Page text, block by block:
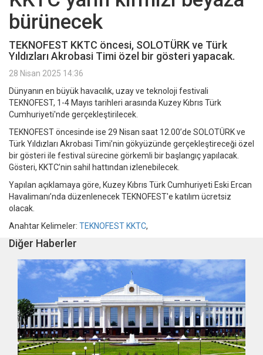
bürünecek
TEKNOFEST KKTC öncesi, SOLOTÜRK ve Türk
Yıldızları Akrobasi Timi özel bir gösteri yapacak.
28 Nisan 2025 14:36
Dünyanın en büyük havacılık, uzay ve teknoloji festivali
TEKNOFEST, 1-4 Mayıs tarihleri arasında Kuzey Kıbrıs Türk
Cumhuriyeti'nde gerçekleştirilecek.
TEKNOFEST öncesinde ise 29 Nisan saat 12.00’de SOLOTÜRK ve
Türk Yıldızları Akrobasi Timi’nin gökyüzünde gerçekleştireceği özel
bir gösteri ile festival sürecine görkemli bir başlangıç yapılacak.
Gösteri, KKTC’nin sahil hattından izlenebilecek.
Yapılan açıklamaya göre, Kuzey Kıbrıs Türk Cumhuriyeti Eski Ercan
Havalimanı’nda düzenlenecek TEKNOFEST'e katılım ücretsiz
olacak.
Anahtar Kelimeler: TEKNOFEST KKTC,
Diğer Haberler